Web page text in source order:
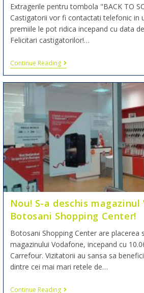
Extragerile pentru tombola "BACK TO
Castigatorii vor fi contactati telefonic in
premiile le pot ridica incepand cu data
Felicitari castigatorilor!…
Continue Reading
Nou! S-a deschis
Botosani Shopping Center!
Botosani Shopping Center are placerea
magazinului Vodafone, incepand cu
Carrefour. Vizitatorii au sansa sa
dintre cei mai mari retele de…
Continue Reading